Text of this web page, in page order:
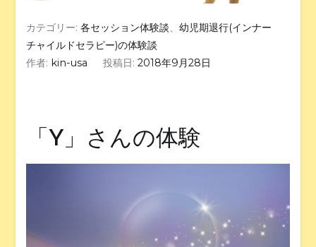
カテゴリー:各セッション体験談 、幼児期退行(インナー
チャイルドセラピー)の体験談
作者: kin-usa 投稿日: 2018年9月28日
「Y」さんの体験